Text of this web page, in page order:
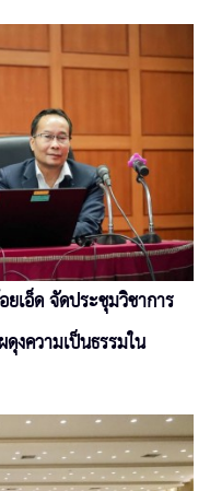
เอ็ด จัดประชุมวิชาการ
งความเป็นธรรมใน